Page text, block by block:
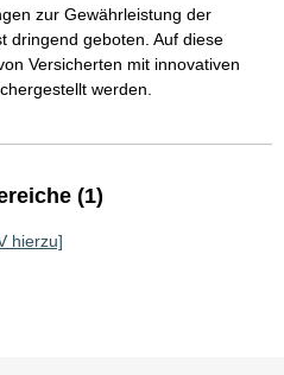
zur Gewährleistung der
dringend geboten. Auf diese
Versicherten mit innovativen
werden.
(1)
hierzu]